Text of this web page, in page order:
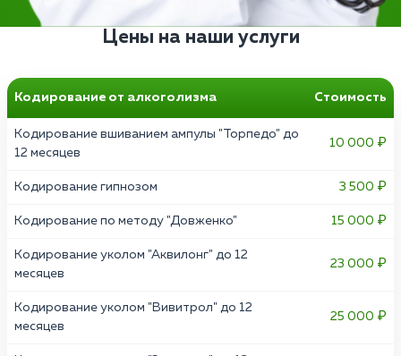
Цены на наши услуги
Кодирование от алкоголизма Стоимость
Кодирование вшиванием ампулы "Торпедо" до
12 месяцев
10 000 ₽
Кодирование гипнозом 3 500 ₽
Кодирование по методу "Довженко" 15 000 ₽
Кодирование уколом "Аквилонг" до 12
месяцев
23 000 ₽
Кодирование уколом "Вивитрол" до 12
месяцев
25 000 ₽